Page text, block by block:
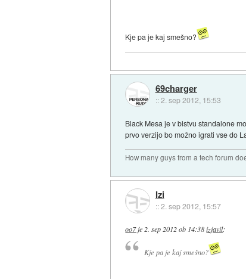
Kje pa je kaj smešno?
69charger
::2. sep 2012, 15:53
Black Mesa je v bistvu standalone
prvo verzijo bo možno igrati vse do
How many guys from a tech forum
Izi
::2. sep 2012, 15:57
oo7je 2. sep 2012 ob 14:38 izjavil:
Kje pa je kaj smešno?